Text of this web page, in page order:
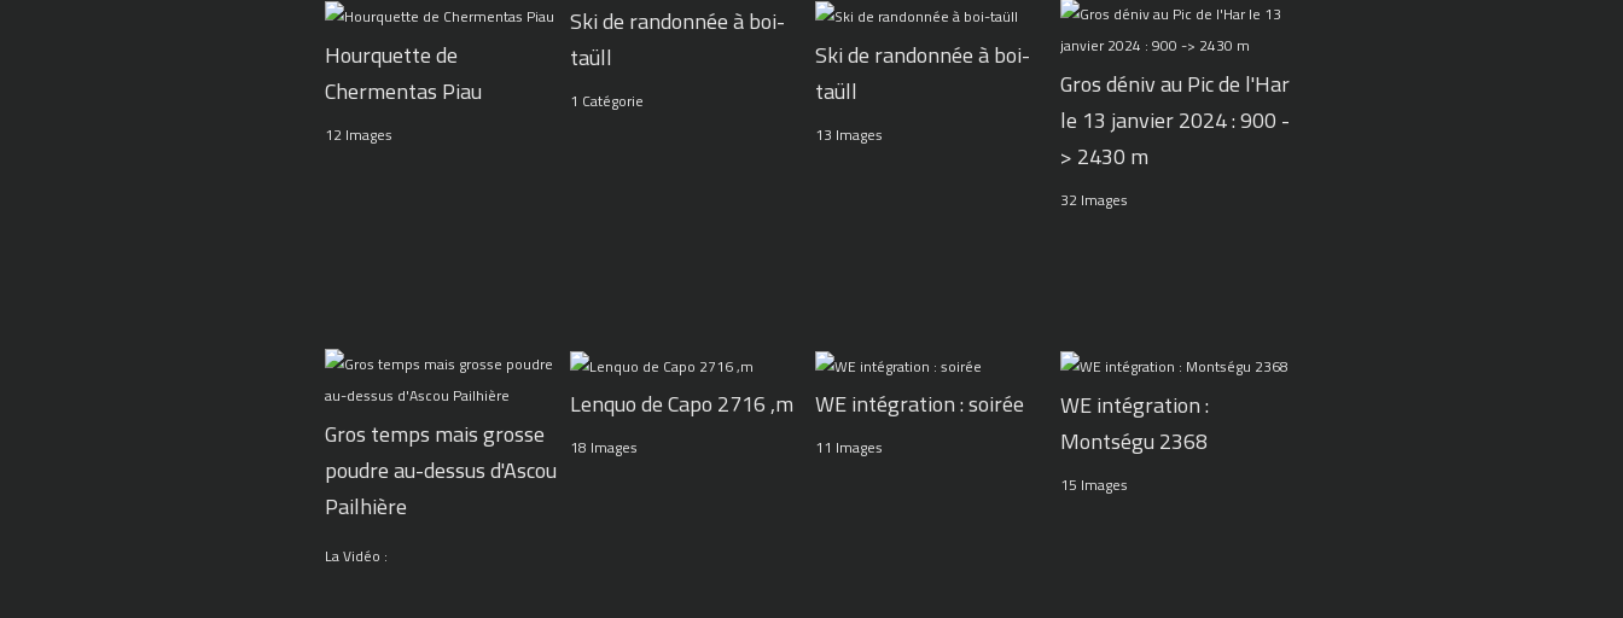
Hourquette de
Chermentas Piau
12 Images
Ski de randonnée à boi-
taüll
1 Catégorie
Ski de randonnée à boi-
taüll
13 Images
Gros déniv au Pic de l'Har
le 13 janvier 2024 : 900 -
> 2430 m
32 Images
Gros temps mais grosse
poudre au-dessus d'Ascou
Pailhière
La Vidéo :
Lenquo de Capo 2716 ,m
18 Images
WE intégration : soirée
11 Images
WE intégration :
Montségu 2368
15 Images